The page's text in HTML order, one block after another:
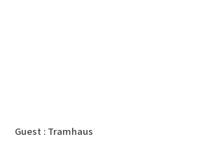
Guest : Tramhaus